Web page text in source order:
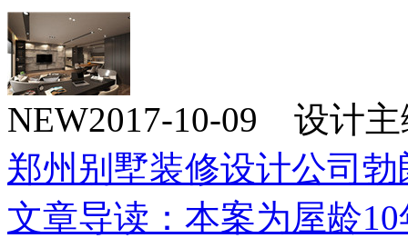
NEW2017-10-09 设计
郑州别墅装修设计公司
文章导读：本案为屋龄